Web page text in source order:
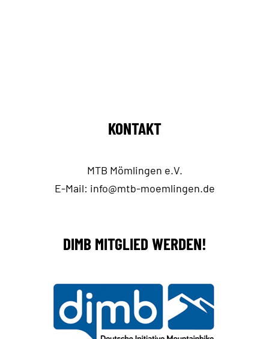
KONTAKT
MTB Mömlingen e.V.
E-Mail: info@mtb-moemlingen.de
DIMB MITGLIED WERDEN!